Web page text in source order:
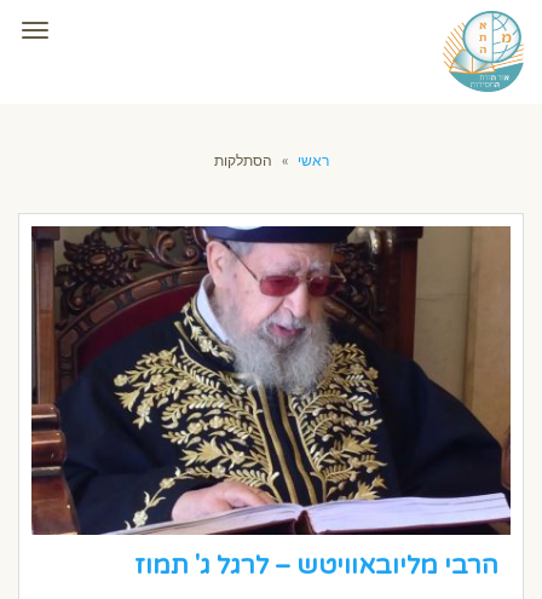
ראשי » הסתלקות
הרבי מליובאוויטש – לרגל ג' תמוז